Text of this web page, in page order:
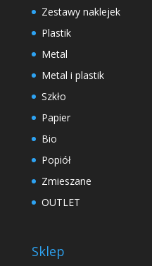
Zestawy naklejek
Plastik
Metal
Metal i plastik
Szkło
Papier
Bio
Popiół
Zmieszane
OUTLET
Sklep